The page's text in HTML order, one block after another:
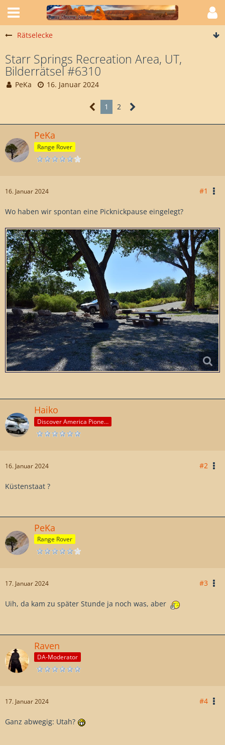
Rätselecke
Starr Springs Recreation Area, UT,
Bilderrätsel #6310
PeKa 16. Januar 2024
1 2
PeKa
Range Rover
16. Januar 2024 #1
Wo haben wir spontan eine Picknickpause eingelegt?
Haiko
Discover America Pioneer
16. Januar 2024 #2
Küstenstaat ?
PeKa
Range Rover
17. Januar 2024 #3
Uih, da kam zu später Stunde ja noch was, aber
Raven
DA-Moderator
17. Januar 2024 #4
Ganz abwegig: Utah?